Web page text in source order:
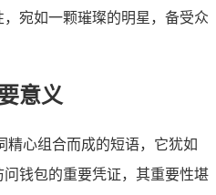
宛如一颗璀璨的明星，备受众
意义
精心组合而成的短语，它犹如
钱包的重要凭证，其重要性堪